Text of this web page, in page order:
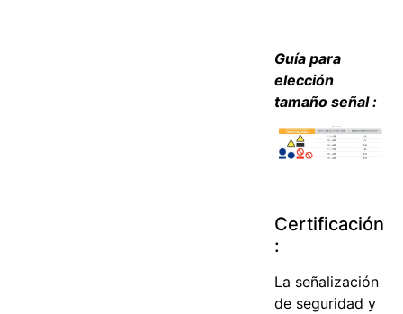
Guía para
elección
tamaño señal :
Certificación
:
La señalización
de seguridad y